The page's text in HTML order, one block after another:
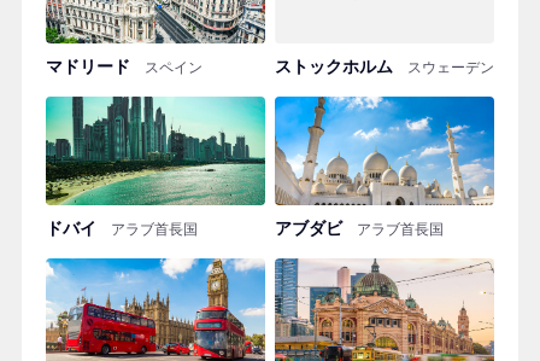
マドリード スペイン ストックホルム スウェーデン
ドバイ アラブ首長国 アブダビ アラブ首長国